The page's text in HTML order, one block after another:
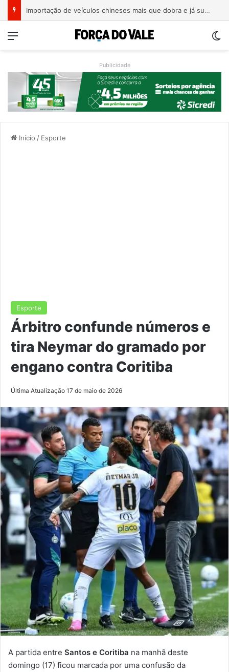
Importação de veículos chineses mais que dobra e já supera metade das compras externas do Brasil
Menu
Publicidade
Início / Esporte
Esporte
Árbitro confunde números e
tira Neymar do gramado por
engano contra Coritiba
Última Atualização 17 de maio de 2026
A partida entre Santos e Coritiba na manhã deste
domingo (17) ficou marcada por uma confusão da